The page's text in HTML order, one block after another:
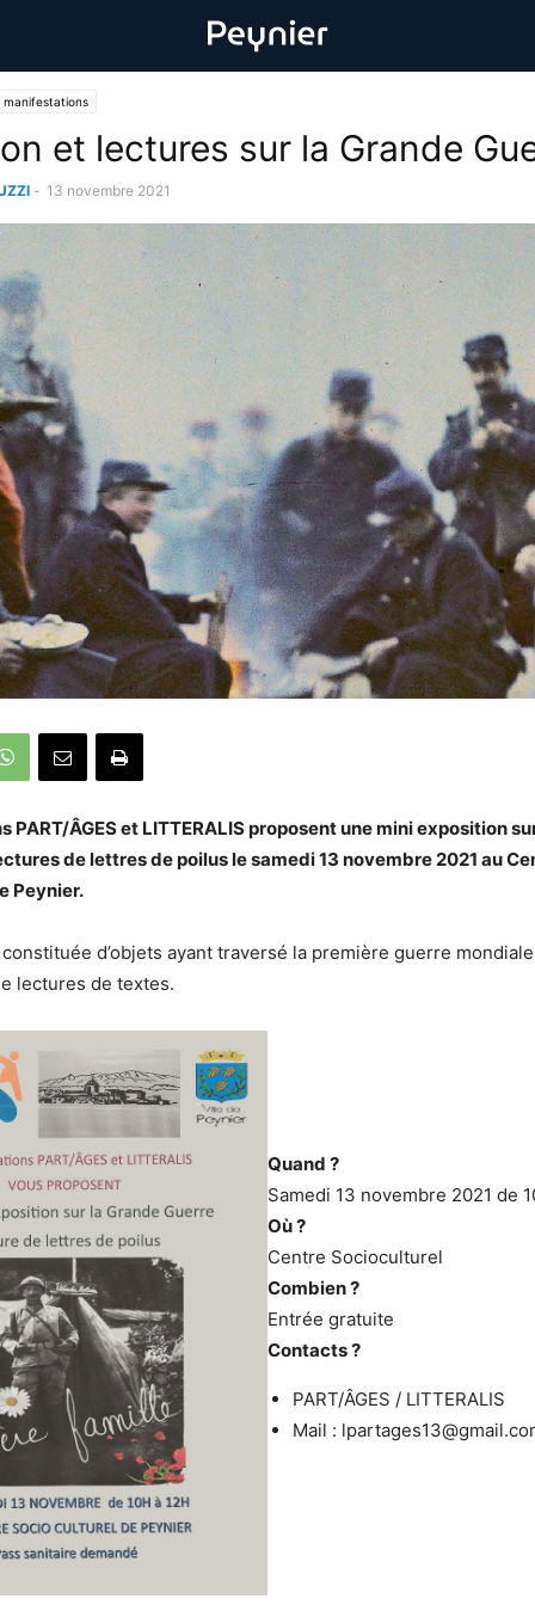
manifestations
et lectures sur la Grande
- 13 novembre 2021
PART/ÂGES et LITTERALISproposent une mini exposition
de lettres de poilus le samedi 13 novembre 2021 au
Peynier.
constituée d’objets ayant traversé la première guerre
lectures de textes.
Quand ?
Samedi 13 novembre 2021 de
Où ?
Centre Socioculturel
Combien ?
Entrée gratuite
Contacts ?
PART/ÂGES / LITTERALIS
Mail :